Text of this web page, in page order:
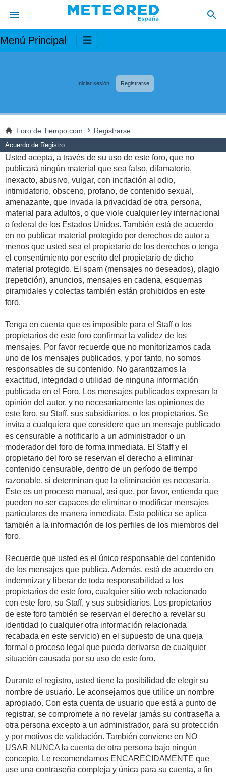
Menú Principal
Iniciar sesión Registrarse
Foro de Tiempo.com Registrarse
Acuerdo de Registro
Usted acepta, a través de su uso de este foro, que no
publicará ningún material que sea falso, difamatorio,
inexacto, abusivo, vulgar, con incitación al odio,
intimidatorio, obsceno, profano, de contenido sexual,
amenazante, que invada la privacidad de otra persona,
material para adultos, o que viole cualquier ley internacional
o federal de los Estados Unidos. También está de acuerdo
en no publicar material protegido por derechos de autor a
menos que usted sea el propietario de los derechos o tenga
el consentimiento por escrito del propietario de dicho
material protegido. El spam (mensajes no deseados), plagio
(repetición), anuncios, mensajes en cadena, esquemas
piramidales y colectas también están prohibidos en este
foro.
Tenga en cuenta que es imposible para el Staff o los
propietarios de este foro confirmar la validez de los
mensajes. Por favor recuerde que no monitorizamos cada
uno de los mensajes publicados, y por tanto, no somos
responsables de su contenido. No garantizamos la
exactitud, integridad o utilidad de ninguna información
publicada en el Foro. Los mensajes publicados expresan la
opinión del autor, y no necesariamente las opiniones de
este foro, su Staff, sus subsidiarios, o los propietarios. Se
invita a cualquiera que considere que un mensaje publicado
es censurable a notificarlo a un administrador o un
moderador del foro de forma inmediata. El Staff y el
propietario del foro se reservan el derecho a eliminar
contenido censurable, dentro de un período de tiempo
razonable, si determinan que la eliminación es necesaria.
Este es un proceso manual, así que, por favor, entienda que
pueden no ser capaces de eliminar o modificar mensajes
particulares de manera inmediata. Esta política se aplica
también a la información de los perfiles de los miembros del
foro.
Recuerde que usted es el único responsable del contenido
de los mensajes que publica. Además, está de acuerdo en
indemnizar y liberar de toda responsabilidad a los
propietarios de este foro, cualquier sitio web relacionado
con este foro, su Staff, y sus subsidiarios. Los propietarios
de este foro también se reservan el derecho a revelar su
identidad (o cualquier otra información relacionada
recabada en este servicio) en el supuesto de una queja
formal o proceso legal que pueda derivarse de cualquier
situación causada por su uso de este foro.
Durante el registro, usted tiene la posibilidad de elegir su
nombre de usuario. Le aconsejamos que utilice un nombre
apropiado. Con esta cuenta de usuario que está a punto de
registrar, se compromete a no revelar jamás su contraseña a
otra persona excepto a un administrador, para su protección
y por motivos de validación. También conviene en NO
USAR NUNCA la cuenta de otra persona bajo ningún
concepto. Le recomendamos ENCARECIDAMENTE que
use una contraseña compleja y única para su cuenta, a fin